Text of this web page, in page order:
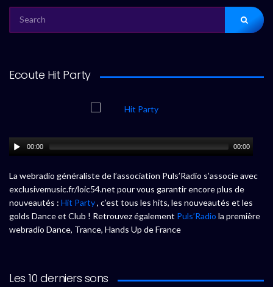
FOR:
Ecoute Hit Party
00:00 00:00
La webradio généraliste de l’association Puls’Radio s’associe avec
exclusivemusic.fr/loic54.net pour vous garantir encore plus de
nouveautés : Hit Party, c’est tous les hits, les nouveautés et les
golds Dance et Club ! Retrouvez également Puls’Radio la première
webradio Dance, Trance, Hands Up de France
Les 10 derniers sons